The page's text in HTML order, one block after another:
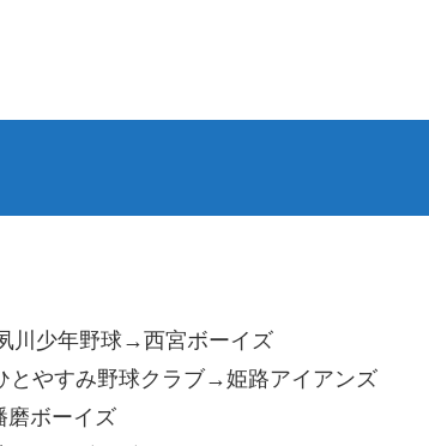
川少年野球→西宮ボーイズ
み野球クラブ→姫路アイアンズ
ーイズ